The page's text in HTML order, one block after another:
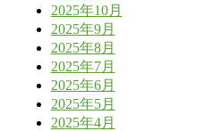
2025年10月
2025年9月
2025年8月
2025年7月
2025年6月
2025年5月
2025年4月